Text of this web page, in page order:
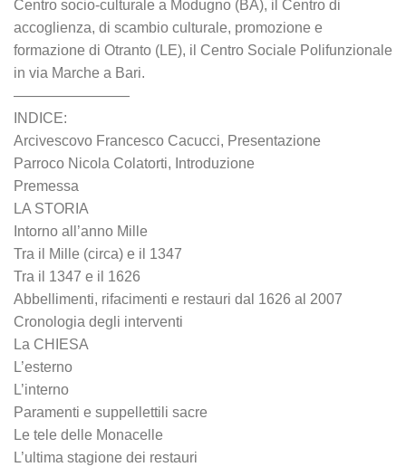
Centro socio-culturale a Modugno (BA), il Centro di
accoglienza, di scambio culturale, promozione e
formazione di Otranto (LE), il Centro Sociale Polifunzionale
in via Marche a Bari.
————————
INDICE:
Arcivescovo Francesco Cacucci, Presentazione
Parroco Nicola Colatorti, Introduzione
Premessa
LA STORIA
Intorno all’anno Mille
Tra il Mille (circa) e il 1347
Tra il 1347 e il 1626
Abbellimenti, rifacimenti e restauri dal 1626 al 2007
Cronologia degli interventi
La CHIESA
L’esterno
L’interno
Paramenti e suppellettili sacre
Le tele delle Monacelle
L’ultima stagione dei restauri